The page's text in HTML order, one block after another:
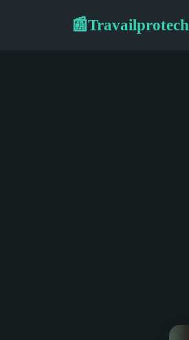
📰Travailprotech